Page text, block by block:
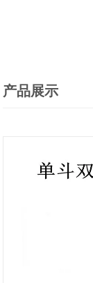
产品展示